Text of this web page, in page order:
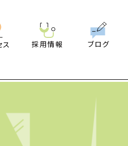
ス 採用情報 ブログ